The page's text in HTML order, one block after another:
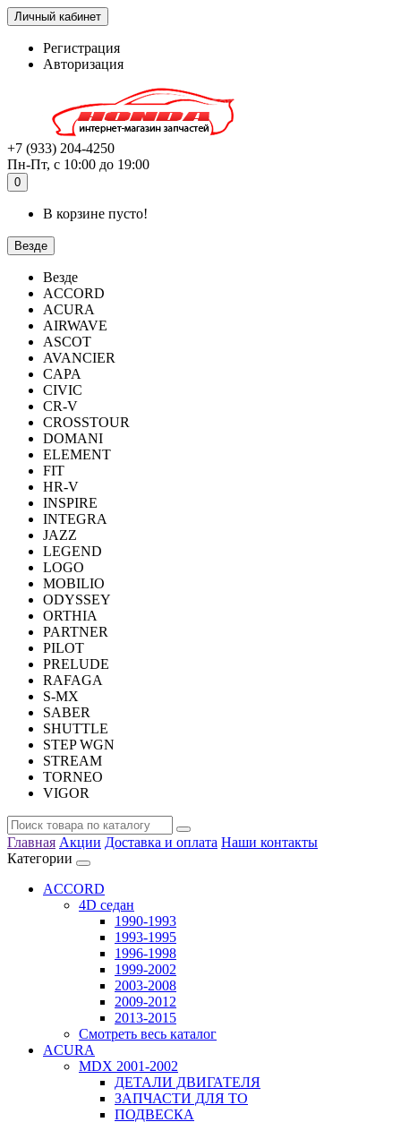
Личный кабинет
Регистрация
Авторизация
+7 (933) 204-4250
Пн-Пт, с 10:00 до 19:00
0
В корзине пусто!
Везде
Везде
ACCORD
ACURA
AIRWAVE
ASCOT
AVANCIER
CAPA
CIVIC
CR-V
CROSSTOUR
DOMANI
ELEMENT
FIT
HR-V
INSPIRE
INTEGRA
JAZZ
LEGEND
LOGO
MOBILIO
ODYSSEY
ORTHIA
PARTNER
PILOT
PRELUDE
RAFAGA
S-MX
SABER
SHUTTLE
STEP WGN
STREAM
TORNEO
VIGOR
Главная Акции Доставка и оплата Наши контакты
Категории
ACCORD
4D седан
1990-1993
1993-1995
1996-1998
1999-2002
2003-2008
2009-2012
2013-2015
Смотреть весь каталог
ACURA
MDX 2001-2002
ДЕТАЛИ ДВИГАТЕЛЯ
ЗАПЧАСТИ ДЛЯ ТО
ПОДВЕСКА